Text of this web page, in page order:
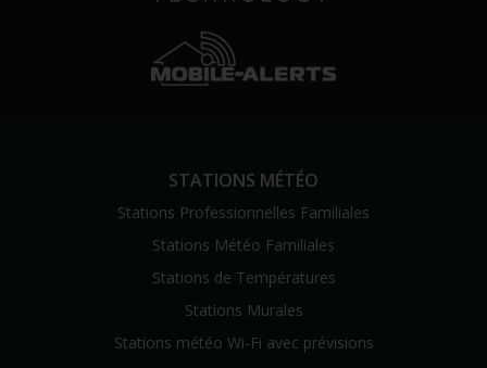
STATIONS MÉTÉO
Stations Professionnelles Familiales
Stations Météo Familiales
Stations de Températures
Stations Murales
Stations météo Wi-Fi avec prévisions